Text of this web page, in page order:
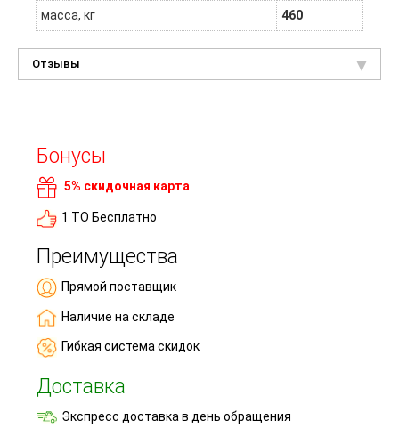
масса, кг 460
Отзывы
Бонусы
5% скидочная карта
1 ТО Бесплатно
Преимущества
Прямой поставщик
Наличие на складе
Гибкая система скидок
Доставка
Экспресс доставка в день обращения